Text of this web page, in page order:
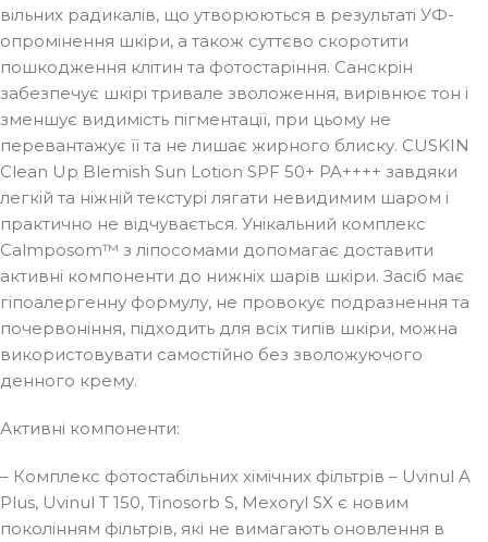
вільних радикалів, що утворюються в результаті УФ-
опромінення шкіри, а також суттєво скоротити
пошкодження клітин та фотостаріння. Санскрін
забезпечує шкірі тривале зволоження, вирівнює тон і
зменшує видимість пігментації, при цьому не
перевантажує її та не лишає жирного блиску. CUSKIN
Clean Up Blemish Sun Lotion SPF 50+ PA++++ завдяки
легкій та ніжній текстурі лягати невидимим шаром і
практично не відчувається. Унікальний комплекс
Calmposom™ з ліпосомами допомагає доставити
активні компоненти до нижніх шарів шкіри. Засіб має
гіпоалергенну формулу, не провокує подразнення та
почервоніння, підходить для всіх типів шкіри, можна
використовувати самостійно без зволожуючого
денного крему.
Активні компоненти:
– Комплекс фотостабільних хімічних фільтрів – Uvinul A
Plus, Uvinul T 150, Tinosorb S, Mexoryl SX є новим
поколінням фільтрів, які не вимагають оновлення в